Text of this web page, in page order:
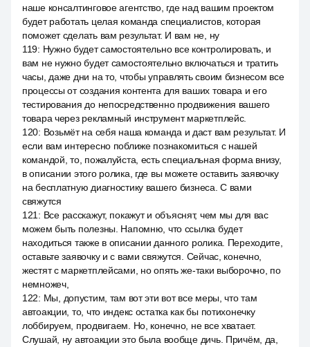
наше консалтинговое агентство, где над вашим проектом
будет работать целая команда специалистов, которая
поможет сделать вам результат. И вам не, ну
119: Нужно будет самостоятельно все контролировать, и
вам не нужно будет самостоятельно включаться и тратить
часы, даже дни на то, чтобы управлять своим бизнесом все
процессы от создания контента для ваших товара и его
тестирования до непосредственно продвижения вашего
товара через рекламный инструмент маркетплейс.
120: Возьмёт на себя наша команда и даст вам результат. И
если вам интересно поближе познакомиться с нашей
командой, то, пожалуйста, есть специальная форма внизу,
в описании этого ролика, где вы можете оставить заявочку
на бесплатную диагностику вашего бизнеса. С вами
свяжутся
121 : Все расскажут, покажут и объяснят, чем мы для вас
можем быть полезны. Напомню, что ссылка будет
находиться также в описании данного ролика. Переходите,
оставьте заявочку и с вами свяжутся. Сейчас, конечно,
жестят с маркетплейсами, но опять же-таки выборочно, по
немножеч,
122: Мы, допустим, там вот эти вот все меры, что там
автоакции, то, что индекс остатка как бы потихонечку
лоббируем, продвигаем. Но, конечно, не все хватает.
Слушай, ну автоакции это была вообще дичь. Причём, да,